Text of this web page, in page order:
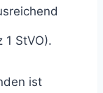
StVO).
ist